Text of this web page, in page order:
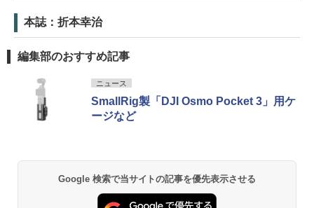
本誌：折本幸治
編集部のおすすめ記事
ニュース
SmallRig製「DJI Osmo Pocket 3」用ケ
ージなど
Google 検索で当サイトの記事を優先表示させる